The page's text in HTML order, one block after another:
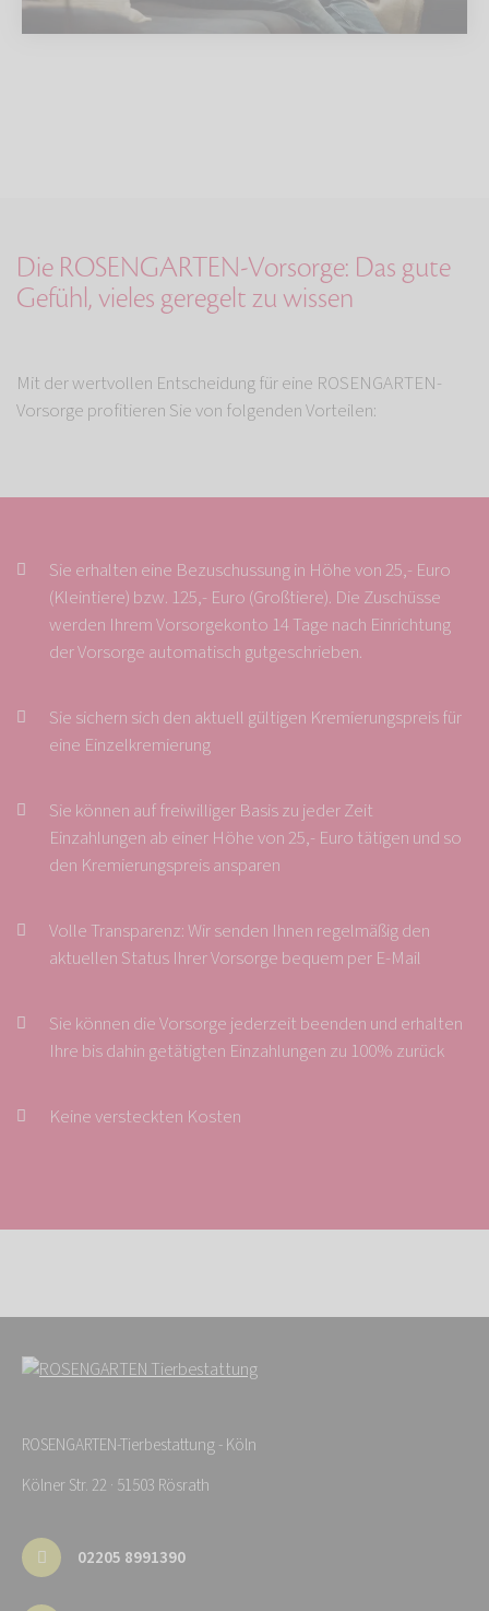
Die ROSENGARTEN-Vorsorge: Das gute
Gefühl, vieles geregelt zu wissen
Mit der wertvollen Entscheidung für eine ROSENGARTEN-
Vorsorge profitieren Sie von folgenden Vorteilen:
Sie erhalten eine Bezuschussung in Höhe von 25,- Euro
(Kleintiere) bzw. 125,- Euro (Großtiere). Die Zuschüsse
werden Ihrem Vorsorgekonto 14 Tage nach Einrichtung
der Vorsorge automatisch gutgeschrieben.
Sie sichern sich den aktuell gültigen Kremierungspreis für
eine Einzelkremierung
Sie können auf freiwilliger Basis zu jeder Zeit
Einzahlungen ab einer Höhe von 25,- Euro tätigen und so
den Kremierungspreis ansparen
Volle Transparenz: Wir senden Ihnen regelmäßig den
aktuellen Status Ihrer Vorsorge bequem per E-Mail
Sie können die Vorsorge jederzeit beenden und erhalten
Ihre bis dahin getätigten Einzahlungen zu 100% zurück
Keine versteckten Kosten
ROSENGARTEN-Tierbestattung - Köln
Kölner Str. 22 · 51503 Rösrath
02205 8991390